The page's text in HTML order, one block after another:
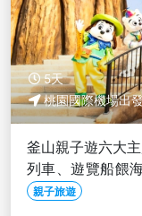
5天
桃園國際機場出
釜山親子遊六大
列車、遊覽船餵
羅紀-高雄出發
親子旅遊